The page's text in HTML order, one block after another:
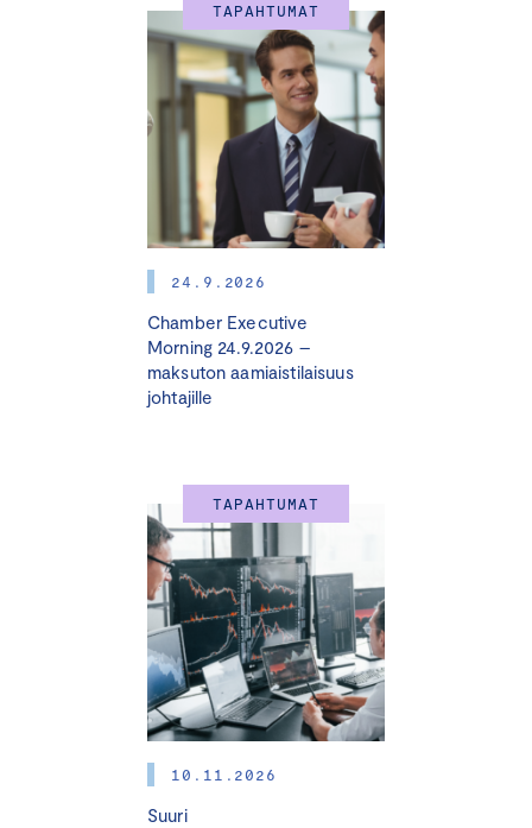
TAPAHTUMAT
24.9.2026
Chamber Executive
Morning 24.9.2026 –
maksuton aamiaistilaisuus
johtajille
TAPAHTUMAT
10.11.2026
Suuri